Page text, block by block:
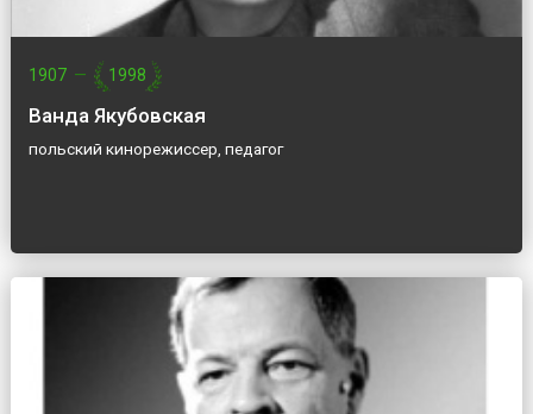
1907 — 1998
Ванда Якубовская
польский кинорежиссер, педагог